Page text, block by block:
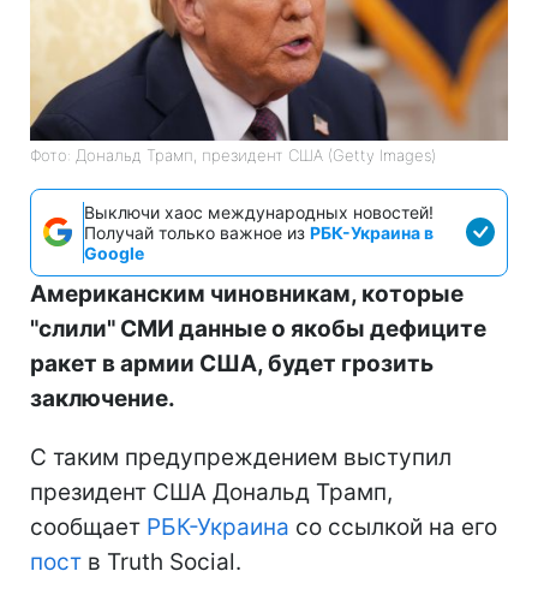
Фото: Дональд Трамп, президент США (Getty Images)
Выключи хаос международных новостей!
Получай только важное из РБК-Украина в
Google
Американским чиновникам, которые
"слили" СМИ данные о якобы дефиците
ракет в армии США, будет грозить
заключение.
С таким предупреждением выступил
президент США Дональд Трамп,
сообщает РБК-Украина со ссылкой на его
пост в Truth Social.